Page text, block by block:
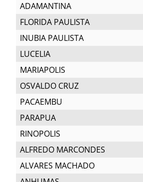
ADAMANTINA
FLORIDA PAULISTA
INUBIA PAULISTA
LUCELIA
MARIAPOLIS
OSVALDO CRUZ
PACAEMBU
PARAPUA
RINOPOLIS
ALFREDO MARCONDES
ALVARES MACHADO